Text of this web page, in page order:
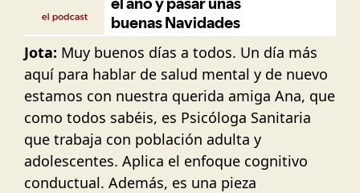
Jota: Muy buenos días a todos. Un día más
aquí para hablar de salud mental y de nuevo
estamos con nuestra querida amiga Ana, que
como todos sabéis, es Psicóloga Sanitaria
que trabaja con población adulta y
adolescentes. Aplica el enfoque cognitivo
conductual. Además, es una pieza